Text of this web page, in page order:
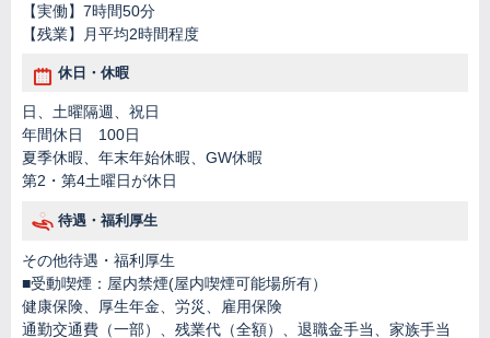
【実働】7時間50分
【残業】月平均2時間程度
休日・休暇
日、土曜隔週、祝日
年間休日 100日
夏季休暇、年末年始休暇、GW休暇
第2・第4土曜日が休日
待遇・福利厚生
その他待遇・福利厚生
■受動喫煙：屋内禁煙(屋内喫煙可能場所有）
健康保険、厚生年金、労災、雇用保険
通勤交通費（一部）、残業代（全額）、退職金手当、家族手当